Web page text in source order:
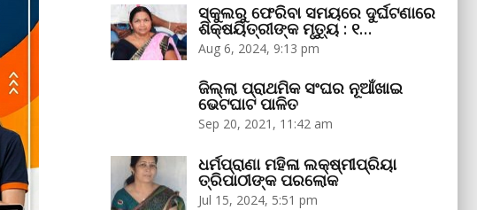
ସ୍କୁଲରୁ ଫେରିବା ସମୟରେ ଦୁର୍ଘଟଣାରେ
ଶିକ୍ଷୟିତ୍ରୀଙ୍କ ମୃତ୍ୟୁ : ୧…
Aug 6, 2024, 9:13 pm
ଜିଲ୍ଲା ପ୍ରାଥମିକ ସଂଘର ନୂଆଁଖାଇ
ଭେଟଘାଟ ପାଳିତ
Sep 20, 2021, 11:42 am
ଧର୍ମପ୍ରାଣା ମହିଳା ଲକ୍ଷ୍ମୀପ୍ରିୟା
ତ୍ରିପାଠୀଙ୍କ ପରଲୋକ
Jul 15, 2024, 5:51 pm